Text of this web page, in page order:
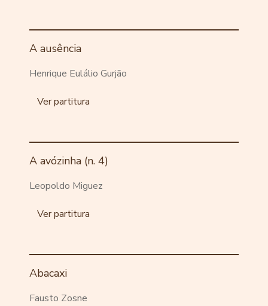
A ausência
Henrique Eulálio Gurjão
Ver partitura
A avózinha (n. 4)
Leopoldo Miguez
Ver partitura
Abacaxi
Fausto Zosne